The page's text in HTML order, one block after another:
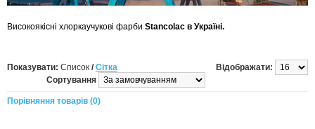
Високоякісні хлоркаучукові фарби Stancolac в Україні.
Показувати: Список / Сітка
Відображати:
Сортування
Порівняння товарів (0)